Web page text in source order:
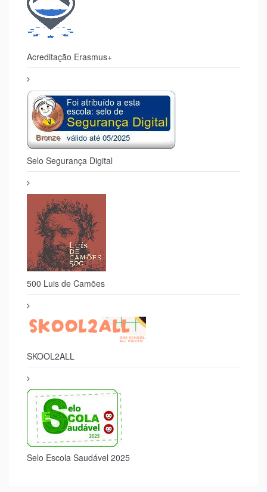
Acreditação Erasmus+
Selo Segurança Digital
500 Luis de Camões
SKOOL2ALL
Selo Escola Saudável 2025